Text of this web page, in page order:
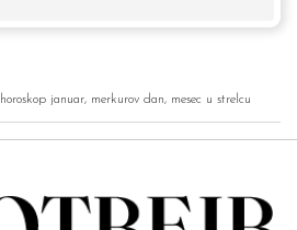
horoskop januar, merkurov dan, mesec u strelcu